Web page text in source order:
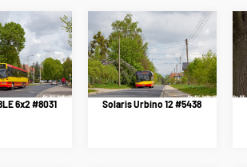
6x2 #8031 Solaris Urbino 12 #5438